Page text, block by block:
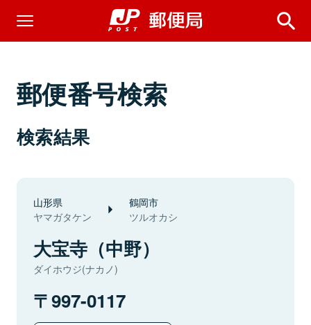
郵便番号検索
検索結果
山形県
ヤマガタケン
鶴岡市
ツルオカシ
大宝寺（中野）
ダイホウジ(ナカノ)
997-0117